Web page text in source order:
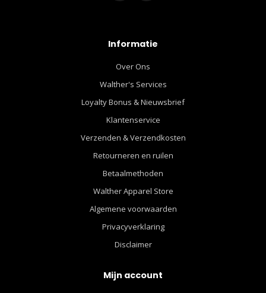
Informatie
Over Ons
Walther's Services
Loyalty Bonus & Nieuwsbrief
Klantenservice
Verzenden & Verzendkosten
Retourneren en ruilen
Betaalmethoden
Walther Apparel Store
Algemene voorwaarden
Privacyverklaring
Disclaimer
Mijn account